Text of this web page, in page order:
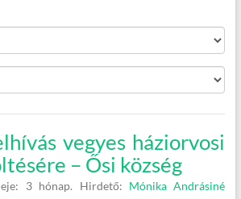
vegyes háziorvosi
– Ősi község
3 hónap. Hirdető: Mónika Andrásiné